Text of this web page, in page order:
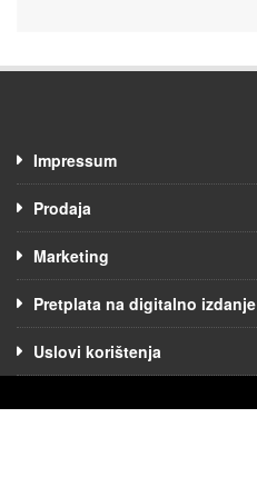
Impressum
Prodaja
Marketing
Pretplata na digitalno izdanje
Uslovi korištenja